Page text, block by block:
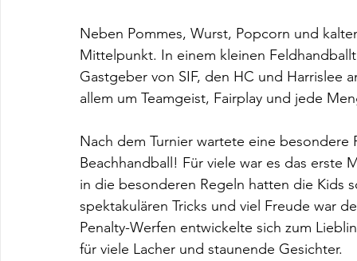
Neben Pommes, Wurst, Popcorn und
Mittelpunkt. In einem kleinen
Gastgeber von SIF, den HC und Harrislee
allem um Teamgeist, Fairplay und jede
Nach dem Turnier wartete eine
Beachhandball! Für viele war es das erste
in die besonderen Regeln hatten die Kids
spektakulären Tricks und viel Freude war
Penalty-Werfen entwickelte sich zum
für viele Lacher und staunende Gesichter.